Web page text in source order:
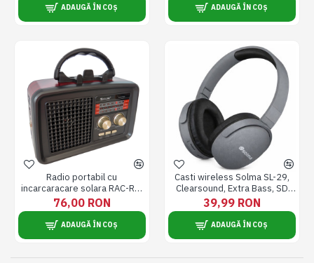
ADAUGĂ ÎN COȘ ADAUGĂ ÎN COȘ
Radio portabil cu
incarcaracare solara RAC-RX-
BT3500, FM/AM/SW, USB, TF
MP3, Bluetooth, Lanterna,
Negru
76,00 RON
ADAUGĂ ÎN COȘ
Casti wireless Solma SL-29,
Clearsound, Extra Bass, SD
card, Bluetooth V5.3,
Microfon, Functie Voice
Assist, Mufa Jack 3.5 mm
39,99 RON
ADAUGĂ ÎN COȘ